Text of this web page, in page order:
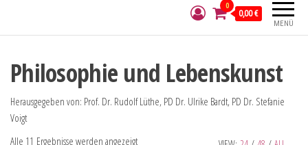
MENÜ
0
0,00 €
Philosophie und Lebenskunst
Herausgegeben von: Prof. Dr. Rudolf Lüthe, PD Dr. Ulrike Bardt, PD Dr. Stefanie
Voigt
Alle 11 Ergebnisse werden angezeigt